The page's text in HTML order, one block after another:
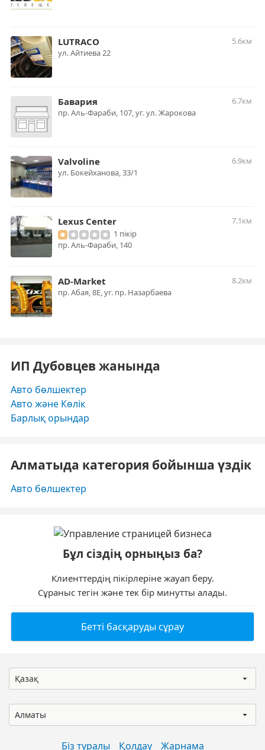
LUTRACO
5.6км
ул. Айтиева 22
Бавария
6.7км
пр. Аль-Фараби, 107, уг. ул. Жарокова
Valvoline
6.9км
ул. Бокейханова, 33/1
Lexus Center
7.1км
1 пікір
пр. Аль-Фараби, 140
AD-Market
8.2км
пр. Абая, 8Е, уг. пр. Назарбаева
ИП Дубовцев жанында
Авто бөлшектер
Авто және Көлік
Барлық орындар
Алматыда категория бойынша үздік
Авто бөлшектер
Бұл сіздің орныңыз ба?
Клиенттердің пікірлеріне жауап беру.
Сұраныс тегін және тек бір минутты алады.
Бетті басқаруды сұрау
Қазақ
Алматы
Біз туралы Қолдау Жарнама